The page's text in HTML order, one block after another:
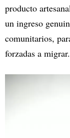
producto
un ingreso
comunitarios,
forzadas a migrar.